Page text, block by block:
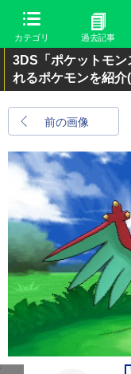
カテゴリ 過去記事
3DS「ポケットモン
れるポケモンを紹介
前の画像